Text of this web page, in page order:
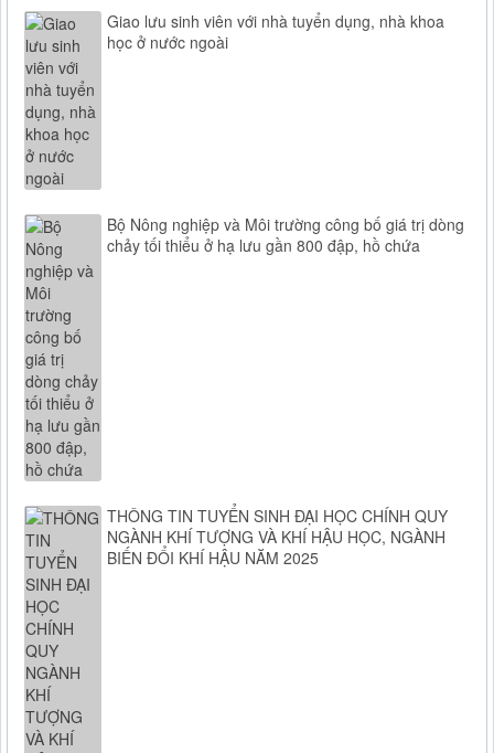
Giao lưu sinh viên với nhà tuyển dụng, nhà khoa
học ở nước ngoài
Bộ Nông nghiệp và Môi trường công bố giá trị dòng
chảy tối thiểu ở hạ lưu gần 800 đập, hồ chứa
THÔNG TIN TUYỂN SINH ĐẠI HỌC CHÍNH QUY
NGÀNH KHÍ TƯỢNG VÀ KHÍ HẬU HỌC, NGÀNH
BIẾN ĐỔI KHÍ HẬU NĂM 2025